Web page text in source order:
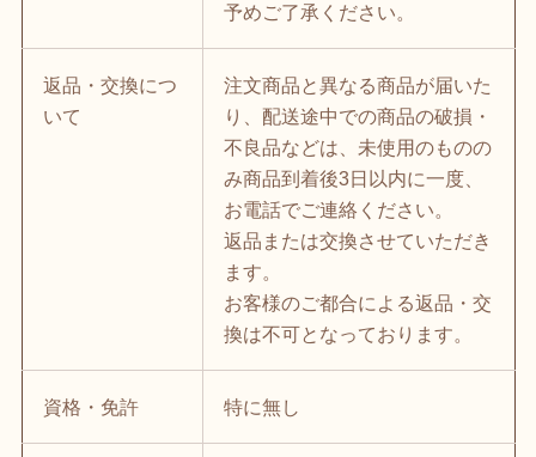
予めご了承ください。
返品・交換につ
いて
注文商品と異なる商品が届いた
り、配送途中での商品の破損・
不良品などは、未使用のものの
み商品到着後3日以内に一度、
お電話でご連絡ください。
返品または交換させていただき
ます。
お客様のご都合による返品・交
換は不可となっております。
資格・免許 特に無し